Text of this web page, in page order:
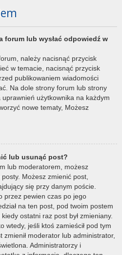
forum lub wysłać odpowiedź w
należy nacisnąć przycisk
w temacie, nacisnąć przycisk
publikowaniem wiadomości
Na dole strony forum lub strony
użytkownika na każdym
nowe tematy, Możesz
lub usunąć post?
lub moderatorem, możesz
Możesz zmienić post,
się przy danym poście.
przez pewien czas po jego
na ten post, pod twoim postem
ostatni raz post był zmieniany.
wtedy, jeśli ktoś zamieścił pod tym
moderator lub administrator,
Administratorzy i